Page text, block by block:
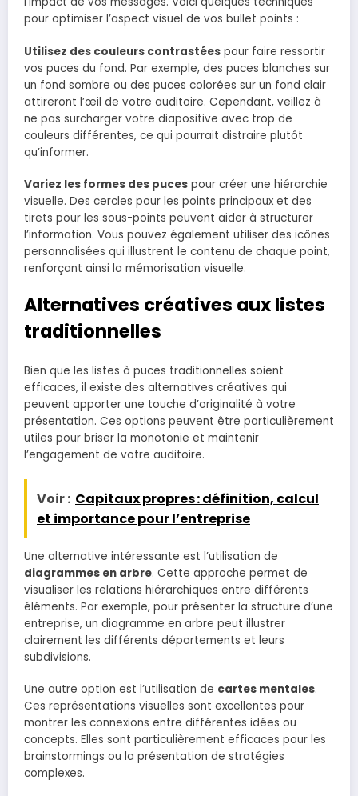
pour optimiser l’aspect visuel de vos bullet points :
Utilisez des couleurs contrastées pour faire ressortir
vos puces du fond. Par exemple, des puces blanches sur
un fond sombre ou des puces colorées sur un fond clair
attireront l’œil de votre auditoire. Cependant, veillez à
ne pas surcharger votre diapositive avec trop de
couleurs différentes, ce qui pourrait distraire plutôt
qu’informer.
Variez les formes des puces pour créer une hiérarchie
visuelle. Des cercles pour les points principaux et des
tirets pour les sous-points peuvent aider à structurer
l’information. Vous pouvez également utiliser des icônes
personnalisées qui illustrent le contenu de chaque point,
renforçant ainsi la mémorisation visuelle.
Alternatives créatives aux listes
traditionnelles
Bien que les listes à puces traditionnelles soient
efficaces, il existe des alternatives créatives qui
peuvent apporter une touche d’originalité à votre
présentation. Ces options peuvent être particulièrement
utiles pour briser la monotonie et maintenir
l’engagement de votre auditoire.
Voir : Capitaux propres : définition, calcul
et importance pour l’entreprise
Une alternative intéressante est l’utilisation de
diagrammes en arbre. Cette approche permet de
visualiser les relations hiérarchiques entre différents
éléments. Par exemple, pour présenter la structure d’une
entreprise, un diagramme en arbre peut illustrer
clairement les différents départements et leurs
subdivisions.
Une autre option est l’utilisation de cartes mentales.
Ces représentations visuelles sont excellentes pour
montrer les connexions entre différentes idées ou
concepts. Elles sont particulièrement efficaces pour les
brainstormings ou la présentation de stratégies
complexes.